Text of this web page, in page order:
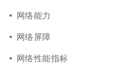
网络能力
网络屏障
网络性能指标